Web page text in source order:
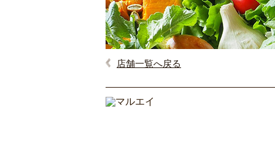
店舗一覧へ戻る